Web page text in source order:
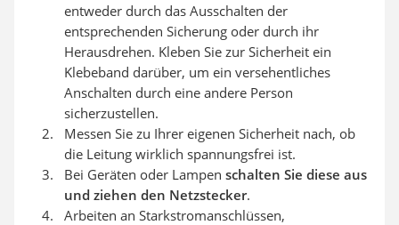
entweder durch das Ausschalten der
entsprechenden Sicherung oder durch ihr
Herausdrehen. Kleben Sie zur Sicherheit ein
Klebeband darüber, um ein versehentliches
Anschalten durch eine andere Person
sicherzustellen.
Messen Sie zu Ihrer eigenen Sicherheit nach, ob
die Leitung wirklich spannungsfrei ist.
Bei Geräten oder Lampen schalten Sie diese aus
und ziehen den Netzstecker.
Arbeiten an Starkstromanschlüssen,